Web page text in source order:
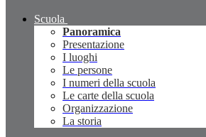
Scuola
Panoramica
Presentazione
I luoghi
Le persone
I numeri della scuola
Le carte della scuola
Organizzazione
La storia